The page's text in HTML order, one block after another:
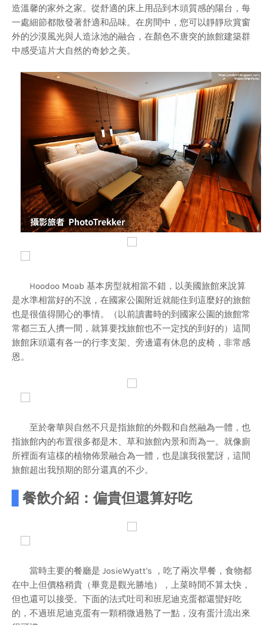
造溫馨的家外之家。從舒適的床上用品到木頭質感的陽台，每
一處細節都散發著舒適和品味。在房間中，您可以靜靜欣賞窗
外的沙漠風光與人造泳池的融合，在顏色不唐突的旅館建築群
中感受這片大自然的奇妙之美。
Hoodoo Moab 基本房型就相當不錯，以美國旅館來說算
是水準相當好的不說，在國家公園附近就能住到這麼好的旅館
也是很值得開心的事情。（以前讀書時的到國家公園的旅館常
常都三五人擠一間，就算要找旅館也不一定找的到好的）這間
旅館床頭還有各一的行李支架、旁邊還有休息的皮椅，非常感
恩。
至於奢華與自然不只是指旅館的外觀和自然融為一體，也
指旅館內的布置很多都是木、草和旅館內景和而為一。就像廁
所裡面有這樣的植物佈景融合為一體，也是讓我很驚訝，這間
旅館超出我預期的部分還真的不少。
餐飲介紹：偏貴但還算好吃
當時主要的餐廳是 JosieWyatt's ，吃了兩次早餐，食物都
在中上但價格稍貴（畢竟是觀光勝地），上菜時間不算太快，
但也還可以接受。下面的法式吐司和班尼迪克蛋都還蠻好吃
的，不過班尼迪克蛋有一顆稍微過熟了一點，沒有蛋汁流出來